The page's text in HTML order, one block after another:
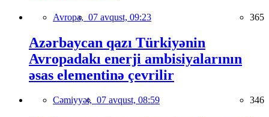
Avropa, 07 avqust, 09:23 365
Azərbaycan qazı Türkiyənin
Avropadakı enerji ambisiyalarının
əsas elementinə çevrilir
Cəmiyyət, 07 avqust, 08:59 346